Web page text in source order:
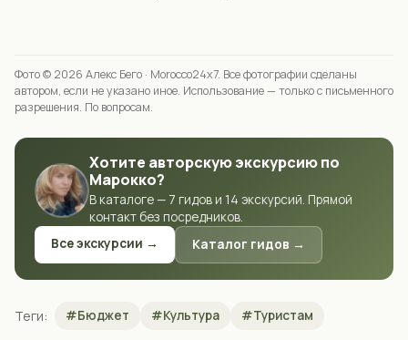
Фото © 2026 Алекс Бего · Morocco24x7. Все фотографии сделаны
автором, если не указано иное. Использование — только с письменного
разрешения. По вопросам.
Хотите авторскую экскурсию по
Марокко?
В каталоге — 7 гидов и 14 экскурсий. Прямой
контакт без посредников.
Все экскурсии →
Каталог гидов →
Теги: #Бюджет #Культура #Туристам